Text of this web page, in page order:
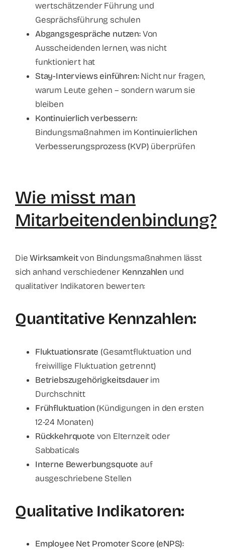
wertschätzender Führung und
Gesprächsführung schulen
Abgangsgespräche nutzen:Von
Ausscheidenden lernen, was nicht
funktioniert hat
Stay-Interviews einführen:Nicht nur fragen,
warum Leute gehen – sondern warum sie
bleiben
Kontinuierlich verbessern:
Bindungsmaßnahmen im Kontinuierlichen
Verbesserungsprozess (KVP) überprüfen
Wie misst man
Mitarbeitendenbindung?
DieWirksamkeitvon Bindungsmaßnahmen lässt
sich anhand verschiedener Kennzahlen und
qualitativer Indikatoren bewerten:
Quantitative Kennzahlen:
Fluktuationsrate (Gesamtfluktuation und
freiwillige Fluktuation getrennt)
Betriebszugehörigkeitsdauerim
Durchschnitt
Frühfluktuation (Kündigungen in den ersten
12-24 Monaten)
Rückkehrquote von Elternzeit oder
Sabbaticals
Interne Bewerbungsquote auf
ausgeschriebene Stellen
Qualitative Indikatoren:
Employee Net Promoter Score (eNPS):